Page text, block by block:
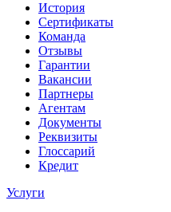
История
Сертификаты
Команда
Отзывы
Гарантии
Вакансии
Партнеры
Агентам
Документы
Реквизиты
Глоссарий
Кредит
Услуги